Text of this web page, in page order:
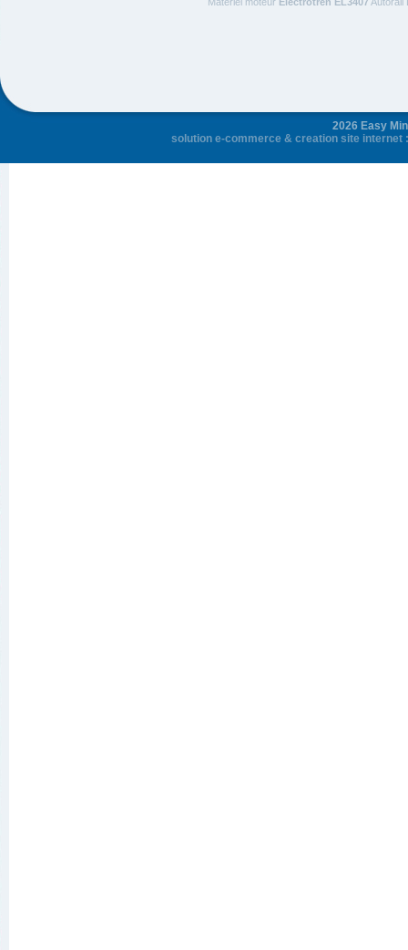
2026 Easy
solution e-commerce & creation site internet